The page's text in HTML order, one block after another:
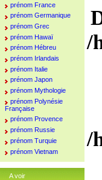
/
/
prénom France
prénom Germanique
prénom Grec
prénom Hawaï
prénom Hébreu
prénom Irlandais
prénom Italie
prénom Japon
prénom Mythologie
prénom Polynésie
Française
prénom Provence
prénom Russie
prénom Turquie
prénom Vietnam
A voir